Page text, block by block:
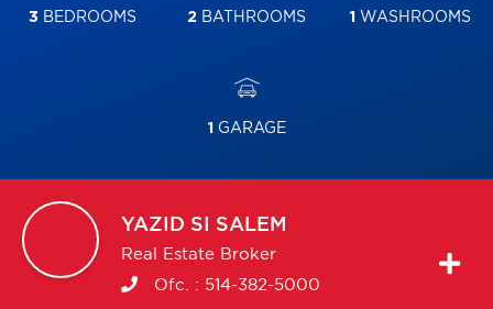
3 BEDROOMS 2BATHROOMS 1 WASHROOMS
1 GARAGE
YAZID SI SALEM
Real Estate Broker
Ofc. : 514-382-5000